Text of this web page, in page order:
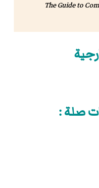
The Guide to
صلة :